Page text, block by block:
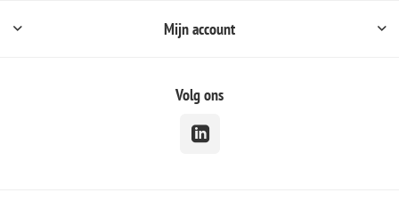
Mijn account
Volg ons